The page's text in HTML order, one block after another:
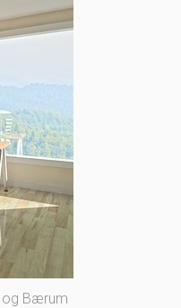
og Bærum